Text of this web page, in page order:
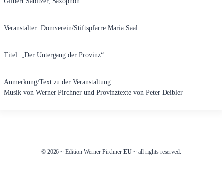
Veranstalter: Domverein/Stiftspfarre Maria Saal
Titel: „Der Untergang der Provinz“
Anmerkung/Text zu der Veranstaltung:
Musik von Werner Pirchner und Provinztexte von Peter Deibler
© 2026 ~ Edition Werner Pirchner EU ~ all rights reserved.